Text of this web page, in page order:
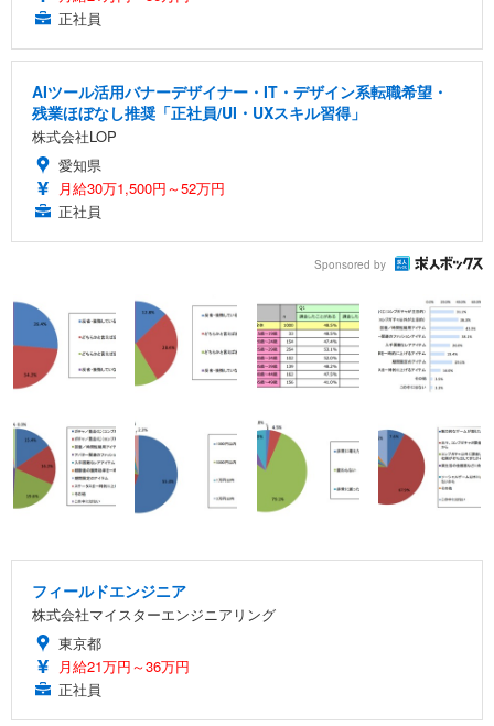
正社員
AIツール活用バナーデザイナー・IT・デザイン系転職希望・
残業ほぼなし推奨「正社員/UI・UXスキル習得」
株式会社LOP
愛知県
月給30万1,500円～52万円
正社員
Sponsored by
フィールドエンジニア
株式会社マイスターエンジニアリング
東京都
月給21万円～36万円
正社員